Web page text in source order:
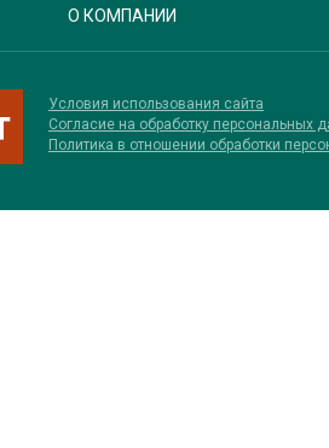
О КОМПАНИИ
Условия использования сайта
Соглаcие на обработку персональных
Политика в отношении обработки